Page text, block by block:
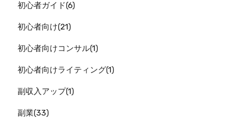
初心者ガイド 6
初心者向け 21
初心者向けコンサル 1
初心者向けライティング 1
副収入アップ 1
副業 33